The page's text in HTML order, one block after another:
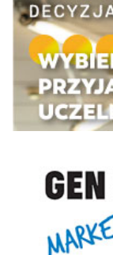
90+
Uniwersytet
Merito we
Wrocławiu